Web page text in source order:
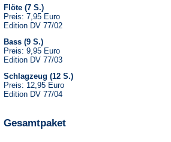
Flöte (7 S.)
Preis: 7,95 Euro
Edition DV 77/02
Bass (9 S.)
Preis: 9,95 Euro
Edition DV 77/03
Schlagzeug (12 S.)
Preis: 12,95 Euro
Edition DV 77/04
Gesamtpaket